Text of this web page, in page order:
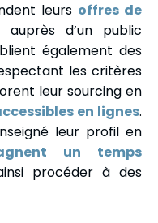
leurs offres de
auprès d’un public
également des
les critères
leur sourcing en
en lignes.
leur profil en
un temps
procéder à des